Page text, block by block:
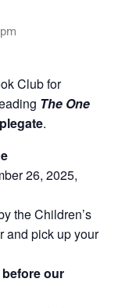
Club for
The One
.
26, 2025,
the Children’s
and pick up your
our